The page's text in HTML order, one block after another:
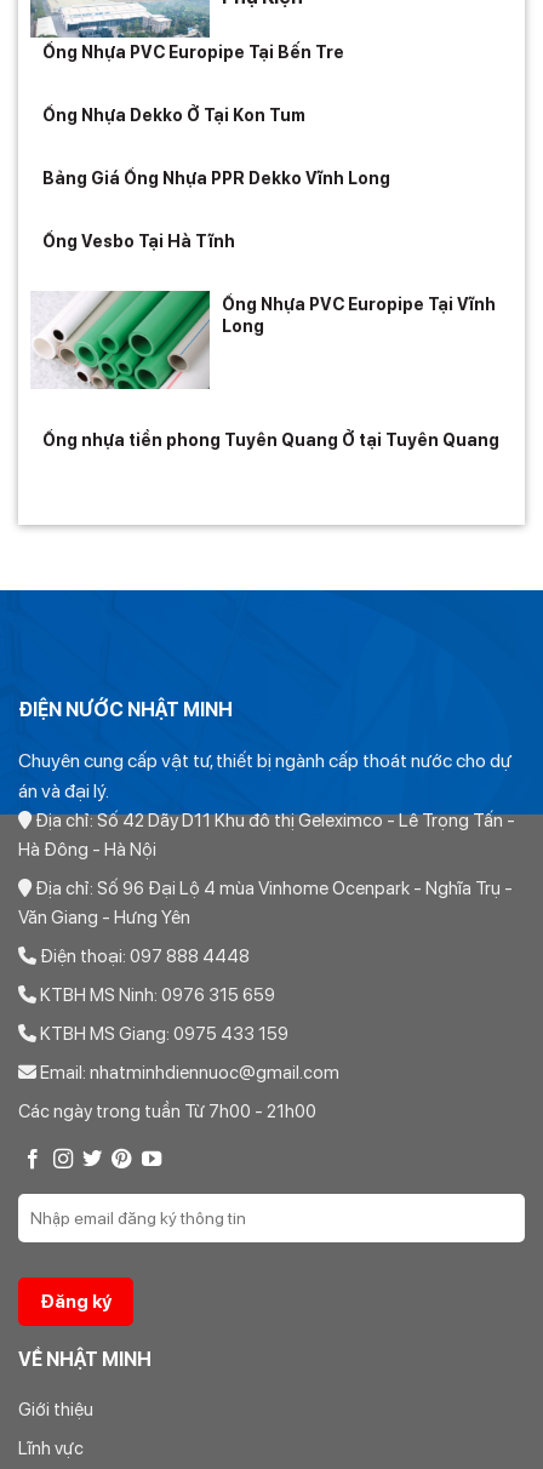
Ống Nhựa PVC Europipe Tại Bến Tre
Ống Nhựa Dekko Ở Tại Kon Tum
Bảng Giá Ống Nhựa PPR Dekko Vĩnh Long
Ống Vesbo Tại Hà Tĩnh
Ống Nhựa PVC Europipe Tại Vĩnh
Long
Ống nhựa tiền phong Tuyên Quang Ở tại Tuyên Quang
ĐIỆN NƯỚC NHẬT MINH
Chuyên cung cấp vật tư, thiết bị ngành cấp thoát nước cho dự
án và đại lý.
Địa chỉ: Số 42 Dãy D11 Khu đô thị Geleximco - Lê Trọng Tấn -
Hà Đông - Hà Nội
Địa chỉ: Số 96 Đại Lộ 4 mùa Vinhome Ocenpark - Nghĩa Trụ -
Văn Giang - Hưng Yên
Điện thoại: 097 888 4448
KTBH MS Ninh: 0976 315 659
KTBH MS Giang: 0975 433 159
Email: nhatminhdiennuoc@gmail.com
Các ngày trong tuần Từ 7h00 - 21h00
VỀ NHẬT MINH
Giới thiệu
Lĩnh vực